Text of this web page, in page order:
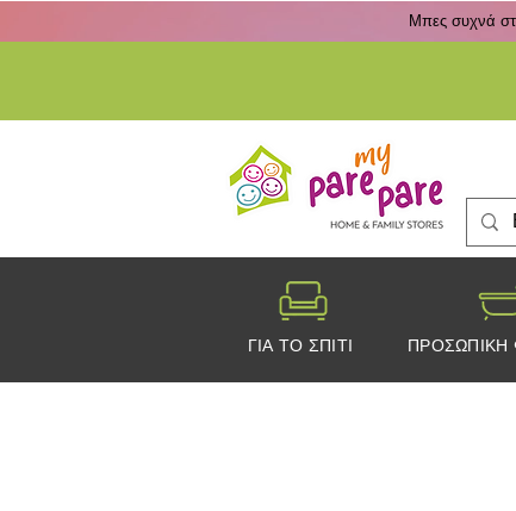
Μπες συχνά
ΓΙΑ ΤΟ ΣΠΙΤΙ ΠΡΟΣΩΠΙΚΗ